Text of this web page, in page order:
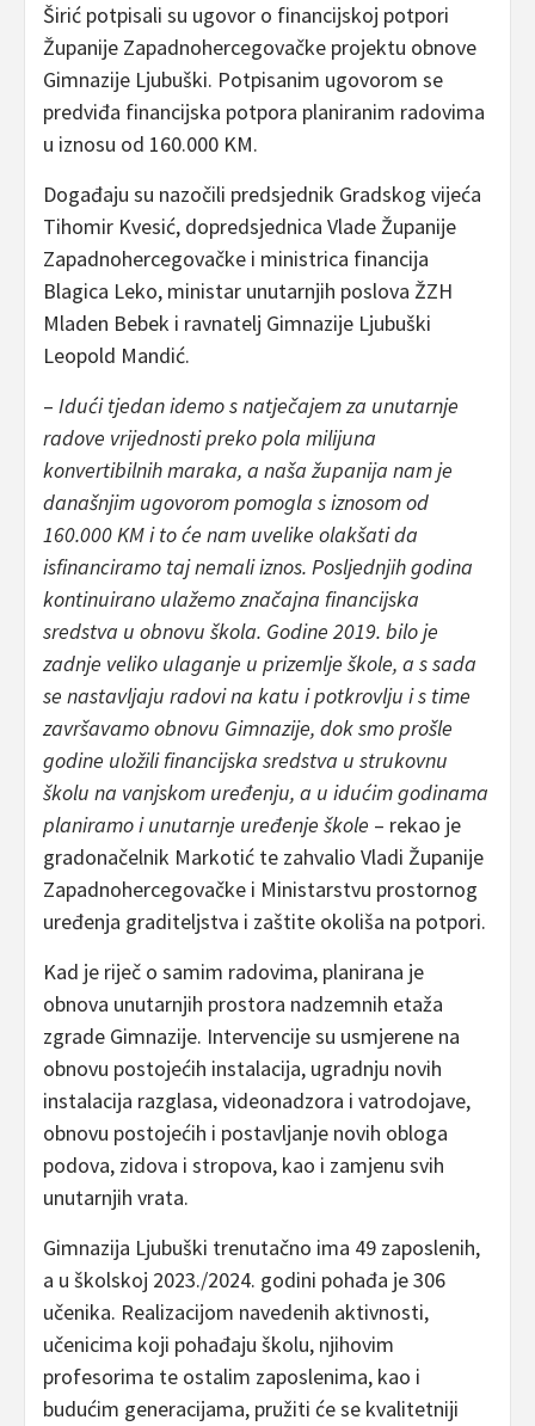
Širić potpisali su ugovor o financijskoj potpori
Županije Zapadnohercegovačke projektu obnove
Gimnazije Ljubuški. Potpisanim ugovorom se
predviđa financijska potpora planiranim radovima
u iznosu od 160.000 KM.
Događaju su nazočili predsjednik Gradskog vijeća
Tihomir Kvesić, dopredsjednica Vlade Županije
Zapadnohercegovačke i ministrica financija
Blagica Leko, ministar unutarnjih poslova ŽZH
Mladen Bebek i ravnatelj Gimnazije Ljubuški
Leopold Mandić.
– Idući tjedan idemo s natječajem za unutarnje
radove vrijednosti preko pola milijuna
konvertibilnih maraka, a naša županija nam je
današnjim ugovorom pomogla s iznosom od
160.000 KM i to će nam uvelike olakšati da
isfinanciramo taj nemali iznos. Posljednjih godina
kontinuirano ulažemo značajna financijska
sredstva u obnovu škola. Godine 2019. bilo je
zadnje veliko ulaganje u prizemlje škole, a s sada
se nastavljaju radovi na katu i potkrovlju i s time
završavamo obnovu Gimnazije, dok smo prošle
godine uložili financijska sredstva u strukovnu
školu na vanjskom uređenju, a u idućim godinama
planiramo i unutarnje uređenje škole – rekao je
gradonačelnik Markotić te zahvalio Vladi Županije
Zapadnohercegovačke i Ministarstvu prostornog
uređenja graditeljstva i zaštite okoliša na potpori.
Kad je riječ o samim radovima, planirana je
obnova unutarnjih prostora nadzemnih etaža
zgrade Gimnazije. Intervencije su usmjerene na
obnovu postojećih instalacija, ugradnju novih
instalacija razglasa, videonadzora i vatrodojave,
obnovu postojećih i postavljanje novih obloga
podova, zidova i stropova, kao i zamjenu svih
unutarnjih vrata.
Gimnazija Ljubuški trenutačno ima 49 zaposlenih,
a u školskoj 2023./2024. godini pohađa je 306
učenika. Realizacijom navedenih aktivnosti,
učenicima koji pohađaju školu, njihovim
profesorima te ostalim zaposlenima, kao i
budućim generacijama, pružiti će se kvalitetniji